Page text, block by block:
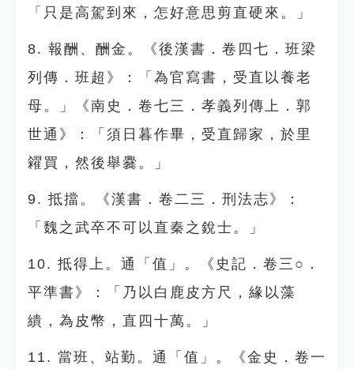
「只是高駕到來，怎好意思剪直硬來。」
8. 報酬、酬金。《後漢書．卷四七．班梁
列傳．班超》：「為官寫書，受直以養老
母。」《南史．卷七三．孝義列傳上．郭
世通》：「須日暮作畢，受直歸家，於里
糴買，然後舉爨。」
9. 抵擋。《漢書．卷二三．刑法志》：
「魏之武卒不可以直秦之銳士。」
10. 抵得上。通「值」。《史記．卷三○．
平準書》：「乃以白鹿皮方尺，緣以藻
繢，為皮幣，直四十萬。」
11. 當班、站勤。通「值」。《金史．卷一